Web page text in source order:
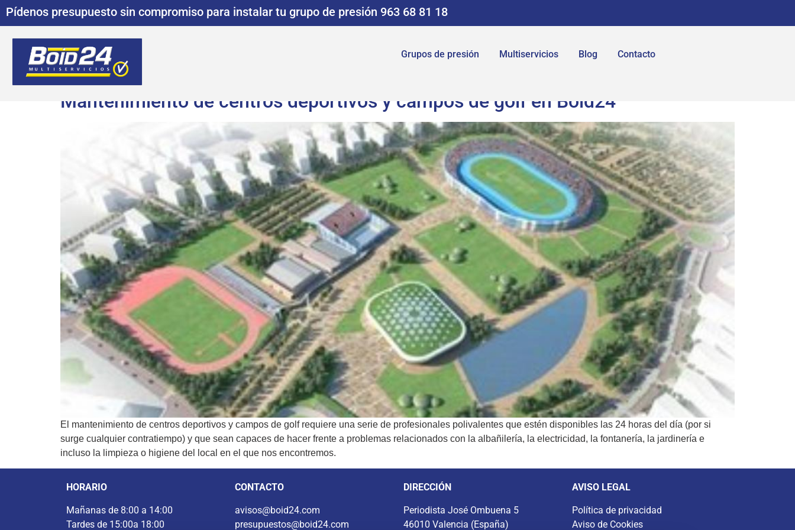
Pídenos presupuesto sin compromiso para instalar tu grupo de presión 963 68 81 18
Grupos de presión Multiservicios Blog Contacto
Mantenimiento de centros deportivos y campos de golf en Boid24
El mantenimiento de centros deportivos y campos de golf requiere una serie de profesionales polivalentes que estén disponibles las 24 horas del día (por si
surge cualquier contratiempo) y que sean capaces de hacer frente a problemas relacionados con la albañilería, la electricidad, la fontanería, la jardinería e
incluso la limpieza o higiene del local en el que nos encontremos.
HORARIO
Mañanas de 8:00 a 14:00
Tardes de 15:00a 18:00
CONTACTO
avisos@boid24.com
presupuestos@boid24.com
DIRECCIÓN
Periodista José Ombuena 5
46010 Valencia (España)
AVISO LEGAL
Política de privacidad
Aviso de Cookies